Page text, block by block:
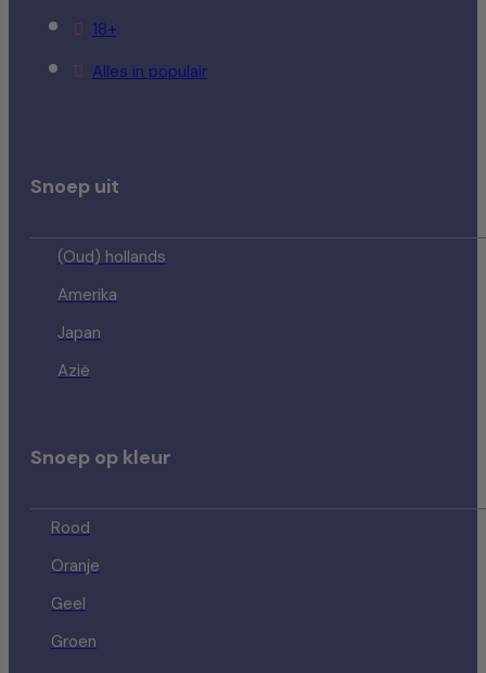
18+
Alles in populair
Snoep uit
(Oud) hollands
Amerika
Japan
Azië
Snoep op kleur
Rood
Oranje
Geel
Groen